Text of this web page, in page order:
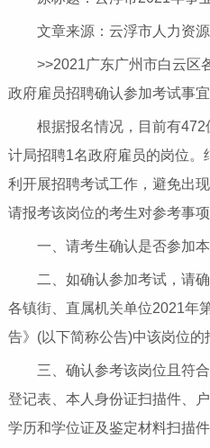
文章来源：云浮市人力资
>>2021广东广州市白云区
政府雇员招聘确认参加考试事
根据报名情况，目前有
计局招聘1名政府雇员的岗位
利开展招聘考试工作，避免出
请报考该岗位的考生对参考事
一、请考生确认是否参加
二、如确认参加考试，请
各镇街、直属机关单位2021年
告》(以下简称公告)中该岗位的
三、确认参考该岗位且符
登记表、本人身份证扫描件、
学历和学位证及鉴定材料扫描